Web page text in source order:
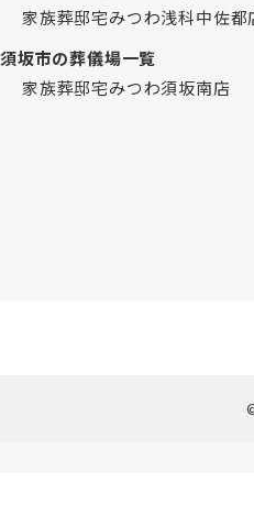
家族葬邸宅みつわ浅科中佐都
須坂市の葬儀場一覧
家族葬邸宅みつわ須坂南店